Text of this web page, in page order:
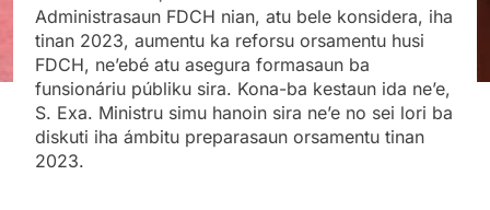
Administrasaun FDCH nian, atu bele konsidera, iha
tinan 2023, aumentu ka reforsu orsamentu husi
FDCH, ne’ebé atu asegura formasaun ba
funsionáriu públiku sira. Kona-ba kestaun ida ne’e,
S. Exa. Ministru simu hanoin sira ne’e no sei lori ba
diskuti iha ámbitu preparasaun orsamentu tinan
2023.